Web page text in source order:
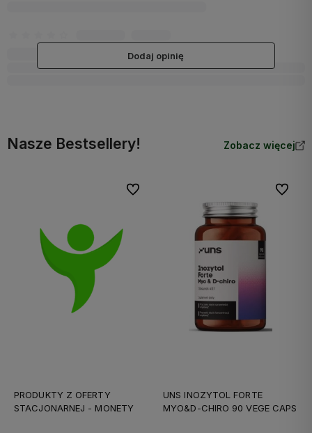
Dodaj opinię
Nasze Bestsellery! Zobacz więcej
PRODUKTY Z OFERTY
STACJONARNEJ - MONETY
Do ulubionych
UNS INOZYTOL FORTE
MYO&D-CHIRO 90 VEGE CAPS
Do